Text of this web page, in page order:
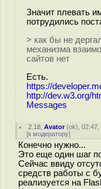
Значит плевать
потрудились
> как бы не
механизма
сайтов нет
Есть.
https://
http://dev.w3.org/
Messages
2.18 ,Avator(ok), 02:47,
[к модератору]
Конечно нужно...
Это еще один шаг
Сейчас ввиду
средств работы с
реализуется на